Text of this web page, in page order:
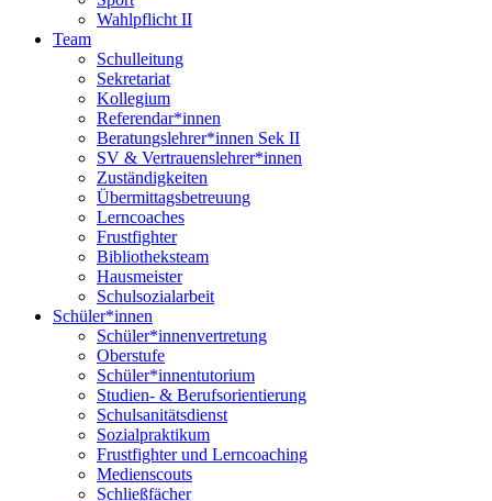
Wahlpflicht II
Team
Schulleitung
Sekretariat
Kollegium
Referendar*innen
Beratungslehrer*innen Sek II
SV & Vertrauenslehrer*innen
Zuständigkeiten
Übermittagsbetreuung
Lerncoaches
Frustfighter
Bibliotheksteam
Hausmeister
Schulsozialarbeit
Schüler*innen
Schüler*innenvertretung
Oberstufe
Schüler*innentutorium
Studien- & Berufsorientierung
Schulsanitätsdienst
Sozialpraktikum
Frustfighter und Lerncoaching
Medienscouts
Schließfächer